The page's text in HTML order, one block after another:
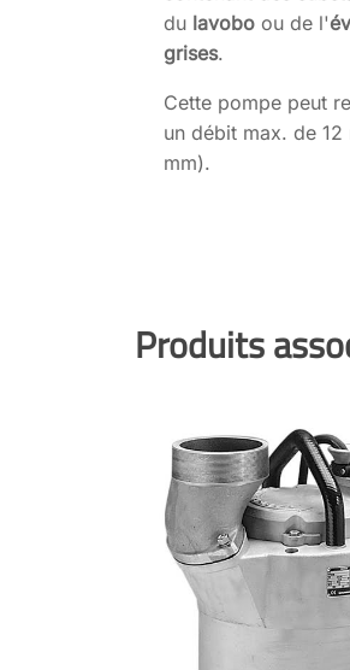
du lavobo ou de l'
grises.
Cette pompe peut
un débit max. de
mm).
Produits